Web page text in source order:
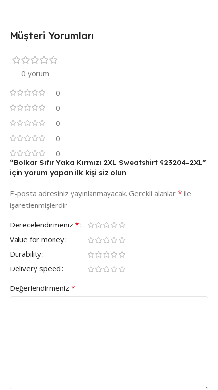
Müşteri Yorumları
0 yorum
0
0
0
0
0
“Bolkar Sıfır Yaka Kırmızı 2XL Sweatshirt 923204-2XL”
için yorum yapan ilk kişi siz olun
E-posta adresiniz yayınlanmayacak. Gerekli alanlar * ile
işaretlenmişlerdir
Derecelendirmeniz *
Value for money
Durability
Delivery speed
Değerlendirmeniz *